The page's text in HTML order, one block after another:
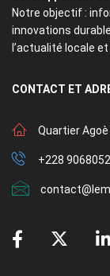
Notre objectif :
innovations
l’actualité locale
CONTACT ET
Quartier
+228